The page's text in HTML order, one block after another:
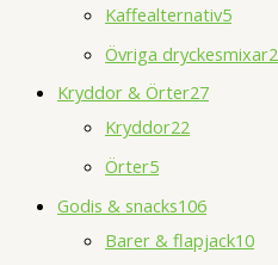
Kaffealternativ5
Övriga dryckesmixar2
Kryddor & Örter27
Kryddor22
Örter5
Godis & snacks106
Barer & flapjack10